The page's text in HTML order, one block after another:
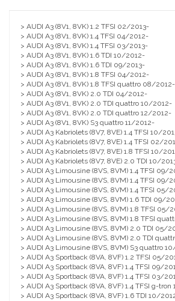
> AUDI A3 (8V1, 8VK) 1.2 TFSI 02/2013-
> AUDI A3 (8V1, 8VK) 1.4 TFSI 04/2012-
> AUDI A3 (8V1, 8VK) 1.4 TFSI 03/2013-
> AUDI A3 (8V1, 8VK) 1.6 TDI 10/2012-
> AUDI A3 (8V1, 8VK) 1.6 TDI 09/2013-
> AUDI A3 (8V1, 8VK) 1.8 TFSI 04/2012-
> AUDI A3 (8V1, 8VK) 1.8 TFSI quattro 08/2012-
> AUDI A3 (8V1, 8VK) 2.0 TDI 04/2012-
> AUDI A3 (8V1, 8VK) 2.0 TDI quattro 10/2012-
> AUDI A3 (8V1, 8VK) 2.0 TDI quattro 12/2012-
> AUDI A3 (8V1, 8VK) S3 quattro 11/2012-
> AUDI A3 Kabriolets (8V7, 8VE) 1.4 TFSI 10/
> AUDI A3 Kabriolets (8V7, 8VE) 1.4 TFSI 02/
> AUDI A3 Kabriolets (8V7, 8VE) 1.8 TFSI 10/
> AUDI A3 Kabriolets (8V7, 8VE) 2.0 TDI 10/
> AUDI A3 Limousine (8VS, 8VM) 1.4 TFSI 09/
> AUDI A3 Limousine (8VS, 8VM) 1.4 TFSI 09/
> AUDI A3 Limousine (8VS, 8VM) 1.4 TFSI 05/
> AUDI A3 Limousine (8VS, 8VM) 1.6 TDI 09/
> AUDI A3 Limousine (8VS, 8VM) 1.8 TFSI 05/
> AUDI A3 Limousine (8VS, 8VM) 1.8 TFSI
> AUDI A3 Limousine (8VS, 8VM) 2.0 TDI 05/
> AUDI A3 Limousine (8VS, 8VM) 2.0 TDI
> AUDI A3 Limousine (8VS, 8VM) S3 quattro
> AUDI A3 Sportback (8VA, 8VF) 1.2 TFSI 05/
> AUDI A3 Sportback (8VA, 8VF) 1.4 TFSI 09/
> AUDI A3 Sportback (8VA, 8VF) 1.4 TFSI 03/
> AUDI A3 Sportback (8VA, 8VF) 1.4 TFSI g-tron
> AUDI A3 Sportback (8VA, 8VF) 1.6 TDI 10/